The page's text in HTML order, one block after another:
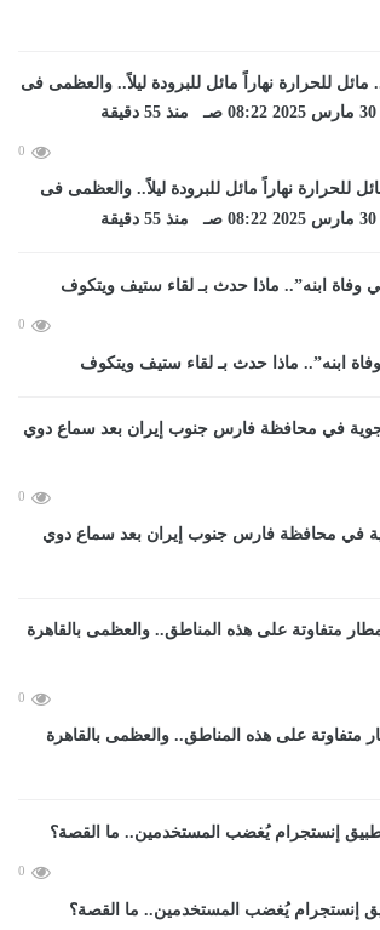
0
للحرارة نهاراً مائل للبرودة ليلاً.. والعظمى فى
0
ابنه”.. ماذا حدث بـ لقاء ستيف ويتكوف
0
في محافظة فارس جنوب إيران بعد سماع دوي
0
متفاوتة على هذه المناطق.. والعظمى بالقاهرة
0
إنستجرام يُغضب المستخدمين.. ما القصة؟